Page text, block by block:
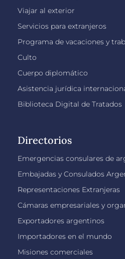
Viajar al exterior
Servicios para extranjeros
Programa de vacaciones y
Culto
Cuerpo diplomático
Asistencia jurídica
Biblioteca Digital de Tratados
Directorios
Emergencias consulares de
Embajadas y Consulados
Representaciones Extranjeras
Cámaras empresariales y
Exportadores argentinos
Importadores en el mundo
Misiones comerciales